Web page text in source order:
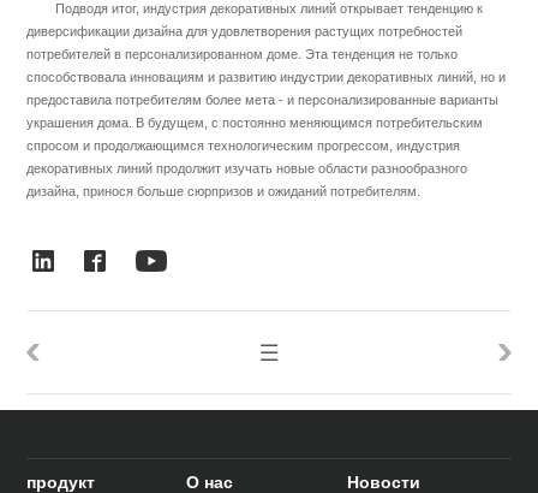
Подводя итог, индустрия декоративных линий открывает тенденцию к
диверсификации дизайна для удовлетворения растущих потребностей
потребителей в персонализированном доме. Эта тенденция не только
способствовала инновациям и развитию индустрии декоративных линий, но и
предоставила потребителям более мета - и персонализированные варианты
украшения дома. В будущем, с постоянно меняющимся потребительским
спросом и продолжающимся технологическим прогрессом, индустрия
декоративных линий продолжит изучать новые области разнообразного
дизайна, принося больше сюрпризов и ожиданий потребителям.
продукт О нас Новости